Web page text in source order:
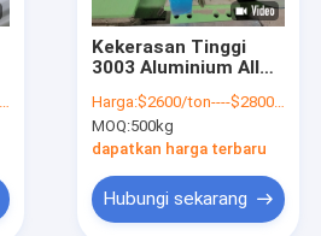
Kekerasan Tinggi
3003 Aluminium Alloy
Coated
Harga:$2600/ton----$2800/ton
MOQ:500kg
dapatkan harga terbaru
Hubungi sekarang